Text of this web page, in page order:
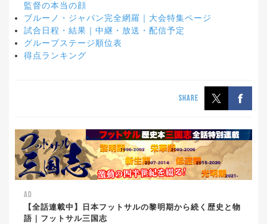
監督の本当の顔
ブルーノ・ジャパン完全網羅｜大会特集ページ
試合日程・結果｜中継・放送・配信予定
グループステージ順位表
得点ランキング
SHARE
AD
【全話連載中】日本フットサルの黎明期から続く歴史と物
語｜フットサル三国志